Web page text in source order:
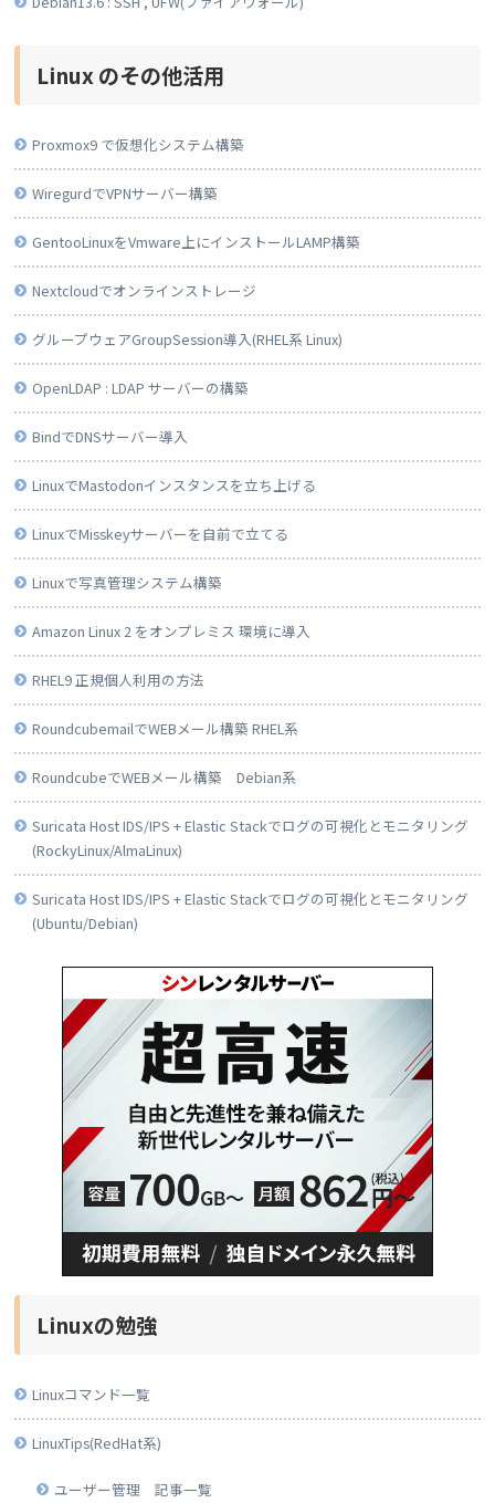
Linux のその他活用
Proxmox9 で仮想化システム構築
WiregurdでVPNサーバー構築
GentooLinuxをVmware上にインストールLAMP構築
Nextcloudでオンラインストレージ
グループウェアGroupSession導入(RHEL系 Linux)
OpenLDAP : LDAP サーバーの構築
BindでDNSサーバー導入
LinuxでMastodonインスタンスを立ち上げる
LinuxでMisskeyサーバーを自前で立てる
Linuxで写真管理システム構築
Amazon Linux 2 をオンプレミス 環境に導入
RHEL9 正規個人利用の方法
RoundcubemailでWEBメール構築 RHEL系
RoundcubeでWEBメール構築 Debian系
Suricata Host IDS/IPS + Elastic Stackでログの可視化とモニタリング
(RockyLinux/AlmaLinux)
Suricata Host IDS/IPS + Elastic Stackでログの可視化とモニタリング
(Ubuntu/Debian)
Linuxの勉強
Linuxコマンド一覧
LinuxTips(RedHat系)
ユーザー管理 記事一覧